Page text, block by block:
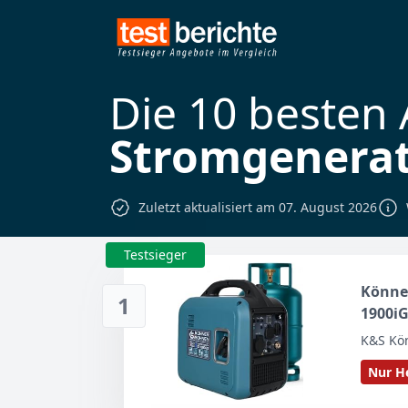
Die 10
Zuletzt aktualisiert am 07. August 2026
1
Testsieger
(LPG/
Euro-5
K&S
Nur